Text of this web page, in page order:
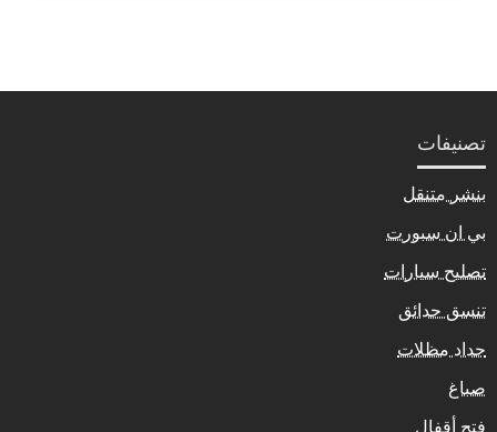
تصنيفات
بنشر متنقل
بي ان سبورت
تصليح سيارات
تنسق حدائق
حداد مظلات
صباغ
فتح أقفال